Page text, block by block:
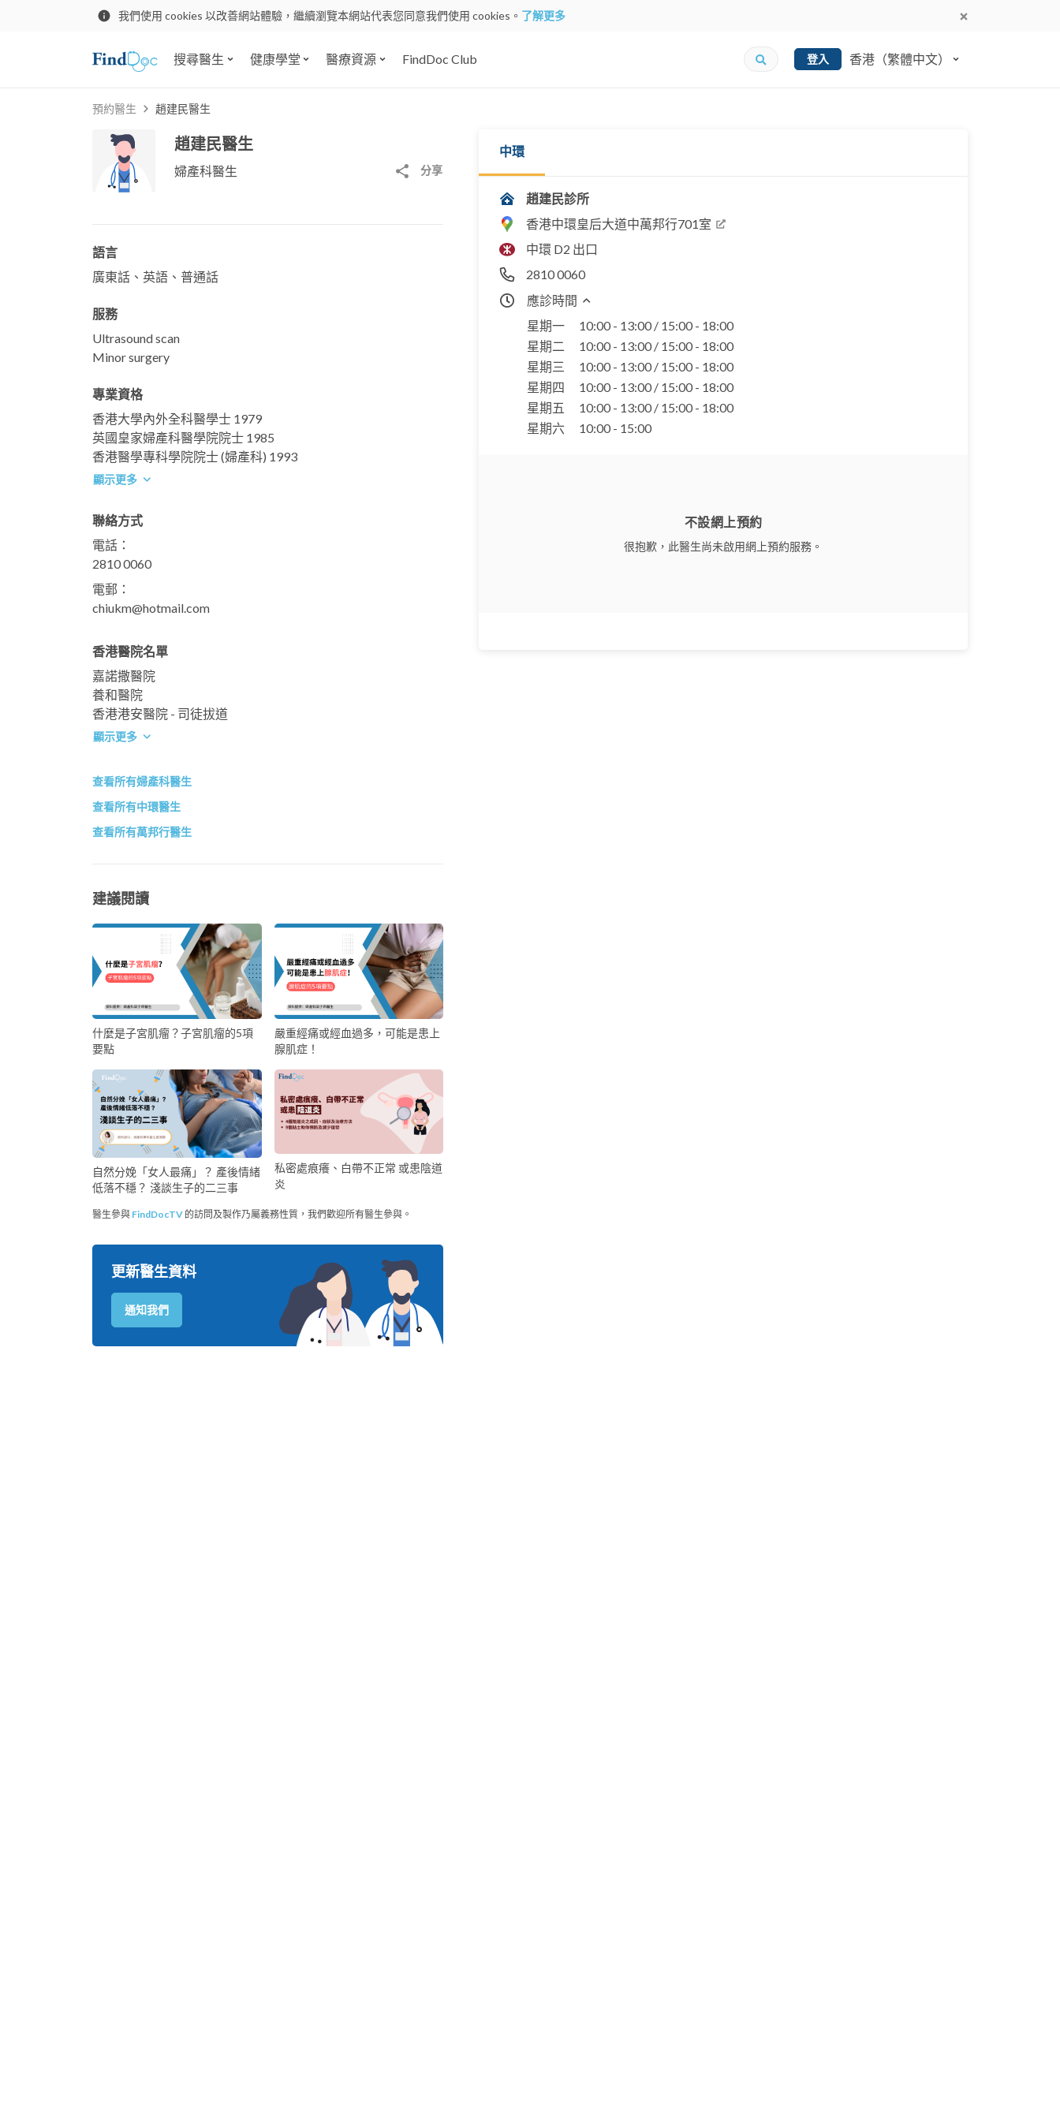
我們使用 cookies 以改善網站體驗，繼續瀏覽本網站代表您同意我們使用 cookies。 了解更多
搜尋醫生 健康學堂 醫療資源 FindDoc Club 登入 香港（繁體中文）
預約醫生 趙建民醫生
趙建民醫生
婦產科醫生 分享
語言
廣東話、英語、普通話
服務
Ultrasound scan
Minor surgery
專業資格
香港大學內外全科醫學士 1979
英國皇家婦產科醫學院院士 1985
香港醫學專科學院院士 (婦產科) 1993
顯示更多
聯絡方式
電話：
2810 0060
電郵：
chiukm@hotmail.com
香港醫院名單
嘉諾撒醫院
養和醫院
香港港安醫院 - 司徒拔道
顯示更多
查看所有婦產科醫生
查看所有中環醫生
查看所有萬邦行醫生
建議閱讀
什麼是子宮肌瘤？子宮肌瘤的5項
要點
嚴重經痛或經血過多，可能是患上
腺肌症！
自然分娩「女人最痛」？ 產後情緒
低落不穩？ 淺談生子的二三事
私密處痕癢、白帶不正常 或患陰道
炎
醫生參與 FindDocTV 的訪問及製作乃屬義務性質，我們歡迎所有醫生參與。
更新醫生資料
通知我們
中環
趙建民診所
香港中環皇后大道中萬邦行701室
中環 D2 出口
2810 0060
應診時間
星期一
10:00 - 13:00 / 15:00 - 18:00
星期二
10:00 - 13:00 / 15:00 - 18:00
星期三
10:00 - 13:00 / 15:00 - 18:00
星期四
10:00 - 13:00 / 15:00 - 18:00
星期五
10:00 - 13:00 / 15:00 - 18:00
星期六
10:00 - 15:00
不設網上預約
很抱歉，此醫生尚未啟用網上預約服務。